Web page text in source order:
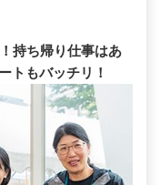
持ち帰り仕事はあ
トもバッチリ！